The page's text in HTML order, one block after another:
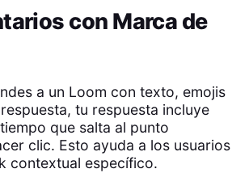
con Marca de
a un Loom con texto, emojis
tu respuesta incluye
que salta al punto
clic. Esto ayuda a los usuarios
contextual específico.